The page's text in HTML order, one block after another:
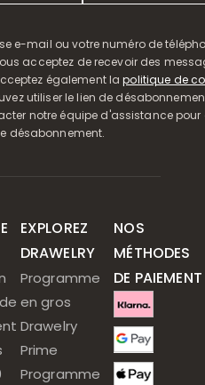
e-mail ou votre numéro de
acceptez de recevoir des
également lapolitique de
utiliser le lien de
notre équipe d'assistance pour
désabonnement.
EXPLOREZ
DRAWELRY
Programme
en gros
Drawelry
Prime
Programme
NOS
MÉTHODES
DE PAIEMENT